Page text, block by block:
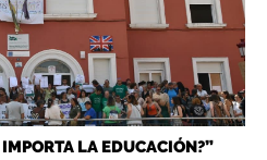
LA EDUCACIÓN?”